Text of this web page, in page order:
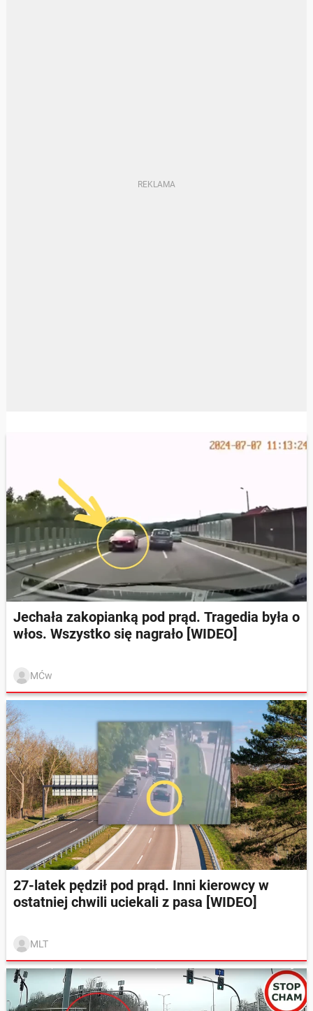
Jechała zakopianką pod prąd. Tragedia była o
włos. Wszystko się nagrało [WIDEO]
MĆw
27-latek pędził pod prąd. Inni kierowcy w
ostatniej chwili uciekali z pasa [WIDEO]
MLT